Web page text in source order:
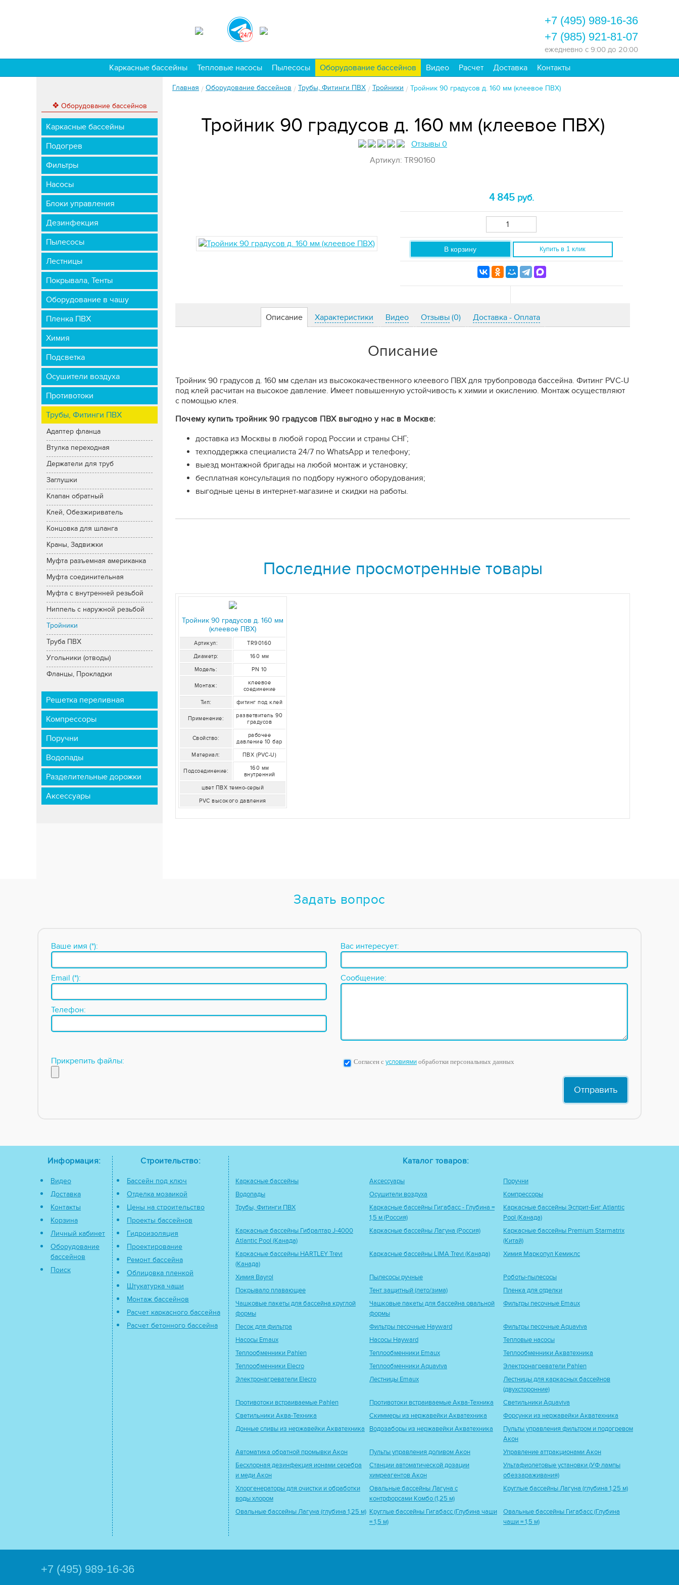
+7 (495) 989-16-36
+7 (985) 921-81-07
ежедневно с 9:00 до 20:00
Каркасные бассейны Тепловые насосы Пылесосы Оборудование бассейнов Видео Расчет Доставка Контакты
❖ Оборудование бассейнов
Каркасные бассейны
Подогрев
Фильтры
Насосы
Блоки управления
Дезинфекция
Пылесосы
Лестницы
Покрывала, Тенты
Оборудование в чашу
Пленка ПВХ
Химия
Подсветка
Осушители воздуха
Противотоки
Трубы, Фитинги ПВХ
Адаптер фланца
Втулка переходная
Держатели для труб
Заглушки
Клапан обратный
Клей, Обезжириватель
Концовка для шланга
Краны, Задвижки
Муфта разъемная американка
Муфта соединительная
Муфта с внутренней резьбой
Ниппель с наружной резьбой
Тройники
Труба ПВХ
Угольники (отводы)
Фланцы, Прокладки
Решетка переливная
Компрессоры
Поручни
Водопады
Разделительные дорожки
Аксессуары
Главная / Оборудование бассейнов / Трубы, Фитинги ПВХ / Тройники / Тройник 90 градусов д. 160 мм (клеевое ПВХ)
Тройник 90 градусов д. 160 мм (клеевое ПВХ)
Отзывы 0
Артикул: TR90160
4 845 руб.
В корзину Купитьв 1 клик
Описание Характеристики Видео Отзывы(0) Доставка - Оплата
Описание
Тройник 90 градусов д. 160 мм сделан из высококачественного клеевого ПВХ для трубопровода бассейна. Фитинг PVC-U
под клей расчитан на высокое давление. Имеет повышенную устойчивость к химии и окислению. Монтаж осуществляют
с помощью клея.
Почему купить тройник 90 градусов ПВХ выгодно у нас в Москве:
доставка из Москвы в любой город России и страны СНГ;
техподдержка специалиста 24/7 по WhatsApp и телефону;
выезд монтажной бригады на любой монтаж и установку;
бесплатная консультация по подбору нужного оборудования;
выгодные цены в интернет-магазине и скидки на работы.
Последние просмотренные товары
Тройник 90 градусов д. 160 мм
(клеевое ПВХ)
Артикул:
TR90160
Диаметр:
160 мм
Модель:
PN 10
Монтаж:
клеевое
соединение
Тип:
фитинг под клей
Применение:
разветвитель 90
градусов
Свойство:
рабочее
давление 10 бар
Материал:
ПВХ (PVC-U)
Подсоединение:
160 мм
внутренний
цвет ПВХ темно-серый
PVC высокого давления
Задать вопрос
Ваше имя (*):
Email (*):
Телефон:
Вас интересует:
Сообщение:
Прикрепить файлы: Согласен с условиями обработки персональных данных
Информация:
Видео
Доставка
Контакты
Корзина
Личный кабинет
Оборудование
бассейнов
Поиск
Строительство:
Бассейн под ключ
Отделка мозаикой
Цены на строительство
Проекты бассейнов
Гидроизоляция
Проектирование
Ремонт бассейна
Облицовка пленкой
Штукатурка чаши
Монтаж бассейнов
Расчет каркасного бассейна
Расчет бетонного бассейна
Каталог товаров:
Каркасные бассейны Аксессуары
Поручни
Водопады
Осушители воздуха
Компрессоры
Трубы, Фитинги ПВХ
Каркасные бассейны Гигабасс - Глубина =
1,5 м (Россия)
Каркасные бассейны Эсприт-Биг Atlantic
Pool (Канада)
Каркасные бассейны Гибралтар J-4000
Atlantic Pool (Канада)
Каркасные бассейны Лагуна (Россия)
Каркасные бассейны Premium Starmatrix
(Китай)
Каркасные бассейны HARTLEY Trevi
(Канада)
Каркасные бассейны LIMA Trevi (Канада) Химия Маркопул Кемиклс
Химия Bayrol Пылесосы ручные
Роботы-пылесосы
Покрывало плавающее
Тент защитный (лето/зима)
Пленка для отделки
Чашковые пакеты для бассейна круглой
формы
Чашковые пакеты для бассейна овальной
формы
Фильтры песочные Emaux
Песок для фильтра Фильтры песочные Hayward
Фильтры песочные Aquaviva
Насосы Emaux
Насосы Hayward
Тепловые насосы
Теплообменники Pahlen
Теплообменники Emaux
Теплообменники Акватехника
Теплообменники Elecro
Теплообменники Aquaviva
Электронагреватели Pahlen
Электронагреватели Elecro
Лестницы Emaux
Лестницы для каркасных бассейнов
(двухсторонние)
Противотоки встраиваемые Pahlen
Противотоки встраиваемые Аква-Техника
Светильники Aquaviva
Светильники Аква-Техника
Скиммеры из нержавейки Акватехника
Форсунки из нержавейки Акватехника
Донные сливы из нержавейки Акватехника
Водозаборы из нержавейки Акватехника
Пульты управления фильтром и подогревом
Акон
Автоматика обратной промывки Акон
Пульты управления доливом Акон
Управление аттракционами Акон
Бесхлорная дезинфекция ионами серебра
и меди Акон
Станции автоматической дозации
химреагентов Акон
Ультафиолетовые установки (УФ лампы
обеззараживания)
Хлоргенераторы для очистки и обработки
воды хлором
Овальные бассейны Лагуна с
контрфорсами Комбо (1,25 м)
Круглые бассейны Лагуна (глубина 1,25 м)
Овальные бассейны Лагуна (глубина 1,25 м) Круглые бассейны Гигабасс (Глубина чаши
= 1,5 м)
Овальные бассейны Гигабасс (Глубина
чаши = 1,5 м)
+7 (495) 989-16-36